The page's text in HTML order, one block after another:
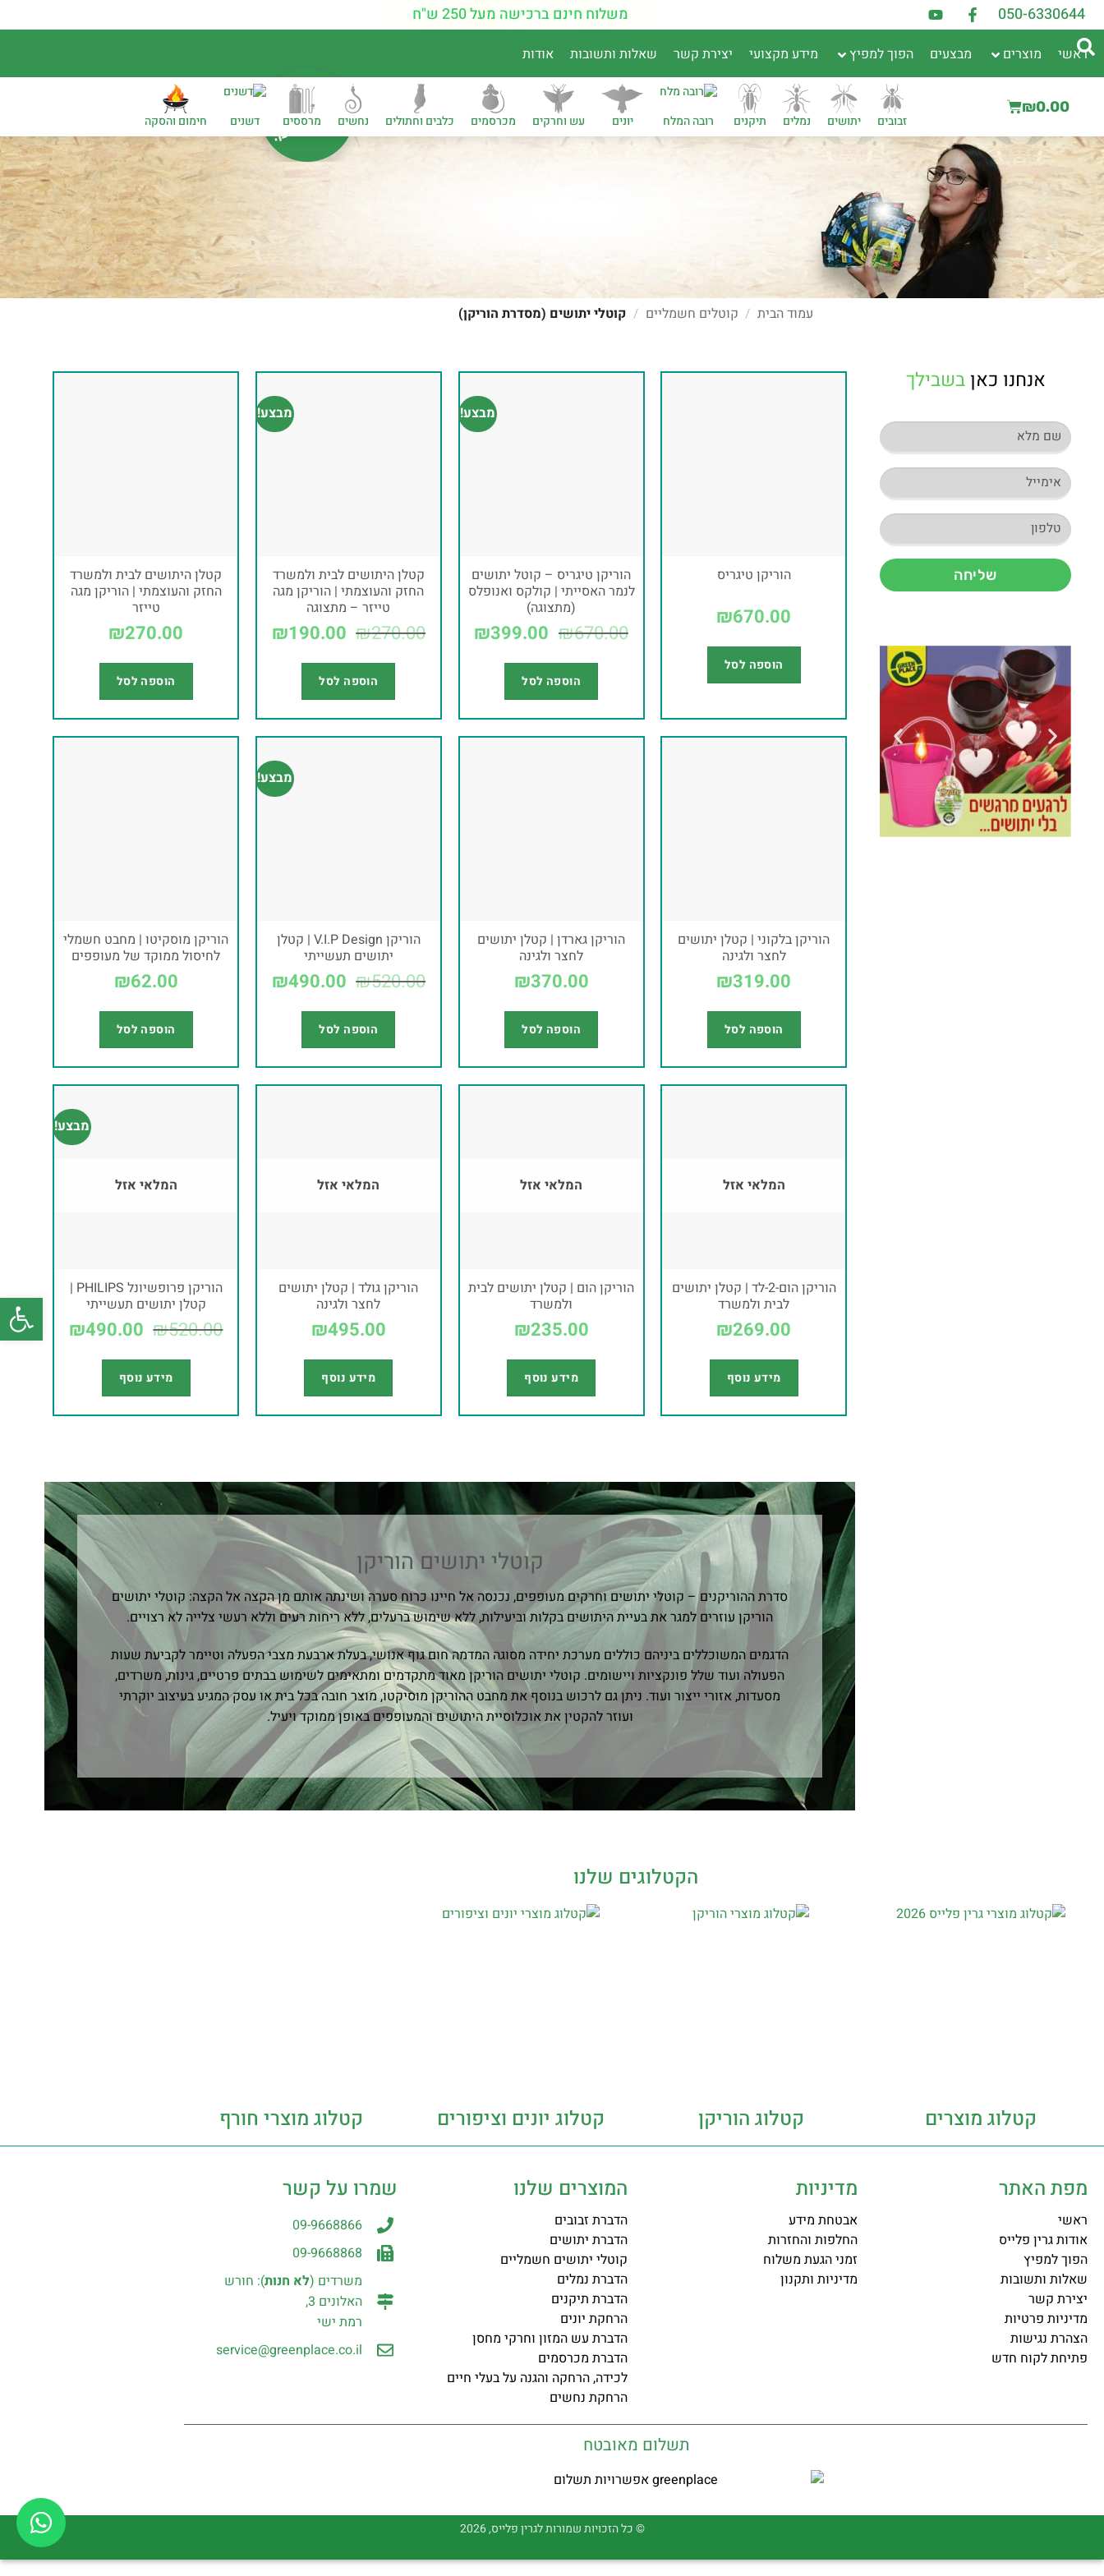
050-6330644 משלוח חינם ברכישה מעל 250 ש"ח
ראשי מוצרים מבצעים הפוך למפיץ מידע מקצועי יצירת קשר שאלות ותשובות אודות
₪0.00
זבובים יתושים נמלים תיקנים רובה המלח יונים עש וחרקים מכרסמים כלבים וחתולים נחשים מרססים דשנים חימום והסקה
עמוד הבית / קוטלים חשמליים / קוטלי יתושים (מסדרת הוריקן)
אנחנו כאן בשבילך
שליחה הוריקן טיגריס
₪670.00
הוספה לסל
מבצע!
הוריקן טיגריס – קוטל יתושים
לנמר האסייתי | קולקס ואנופלס
(מתצוגה)
₪670.00
₪399.00
הוספה לסל
מבצע!
קטלן היתושים לבית ולמשרד
החזק והעוצמתי | הוריקן מגה
טייזר – מתצוגה
₪270.00
₪190.00
הוספה לסל
קטלן היתושים לבית ולמשרד
החזק והעוצמתי | הוריקן מגה
טייזר
₪270.00
הוספה לסל
הוריקן בלקוני | קטלן יתושים
לחצר ולגינה
₪319.00
הוספה לסל
הוריקן גארדן | קטלן יתושים
לחצר ולגינה
₪370.00
הוספה לסל
מבצע!
הוריקן V.I.P Design | קטלן
יתושים תעשייתי
₪520.00
₪490.00
הוספה לסל
הוריקן מוסקיטו | מחבט חשמלי
לחיסול ממוקד של מעופפים
₪62.00
הוספה לסל
המלאי אזל
הוריקן הום-2-לד | קטלן יתושים
לבית ולמשרד
₪269.00
מידע נוסף
המלאי אזל
הוריקן הום | קטלן יתושים לבית
ולמשרד
₪235.00
מידע נוסף
המלאי אזל
הוריקן גולד | קטלן יתושים
לחצר ולגינה
₪495.00
מידע נוסף
מבצע!
המלאי אזל
הוריקן פרופשיונל PHILIPS |
קטלן יתושים תעשייתי
₪520.00
₪490.00
מידע נוסף
קוטלי יתושים הוריקן
סדרת ההוריקנים – קוטלי יתושים וחרקים מעופפים, נכנסה אל חיינו כרוח סערה ושינתה אותם מן הקצה אל הקצה: קוטלי יתושים
הוריקן עוזרים למגר את בעיית היתושים בקלות וביעילות, ללא שימוש ברעלים, ללא ריחות רעים וללא רעשי צלייה לא רצויים.
הדגמים המשוכללים ביניהם כוללים מערכת יחידה מסוגה המדמה חום גוף אנושי, בעלת ארבעת מצבי הפעלה וטיימר לקביעת שעות
הפעולה ועוד שלל פונקציות ויישומים. קוטלי יתושים הוריקן מאוד מתקדמים ומתאימים לשימוש בבתים פרטיים, גינות, משרדים,
מסעדות, אזורי ייצור ועוד. ניתן גם לרכוש בנוסף את מחבט ההוריקן מוסיקטו, מוצר חובה בכל בית או עסק המגיע בעיצוב יוקרתי
ועוזר להקטין את אוכלוסיית היתושים והמעופפים באופן ממוקד ויעיל.
הקטלוגים שלנו
קטלוג מוצרים קטלוג הוריקן קטלוג יונים וציפורים קטלוג מוצרי חורף
מפת האתר
ראשי
אודות גרין פלייס
הפוך למפיץ
שאלות ותשובות
יצירת קשר
מדיניות פרטיות
הצהרת נגישות
פתיחת לקוח חדש
מדיניות
אבטחת מידע
החלפות והחזרות
זמני הגעת משלוח
מדיניות ותקנון
המוצרים שלנו
הדברת זבובים
הדברת יתושים
קוטלי יתושים חשמליים
הדברת נמלים
הדברת תיקנים
הרחקת יונים
הדברת עש המזון וחרקי מחסן
הדברת מכרסמים
לכידה, הרחקה והגנה על בעלי חיים
הרחקת נחשים
שמרו על קשר
09-9668866
09-9668868
משרדים (לא חנות): חורש
האלונים 3,
רמת ישי
service@greenplace.co.il
תשלום מאובטח
© כל הזכויות שמורות לגרין פלייס, 2026
פתח